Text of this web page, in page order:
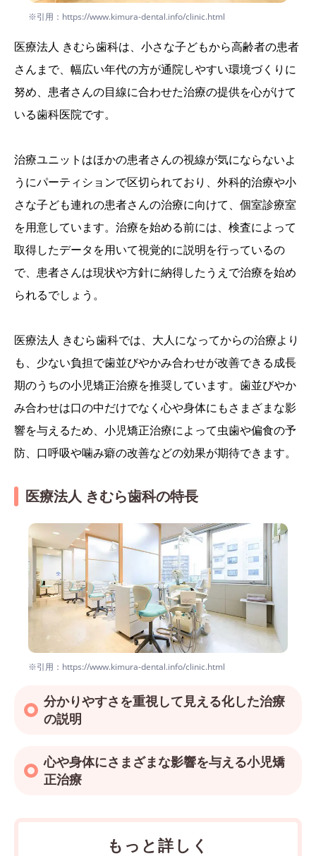
※引用：https://www.kimura-dental.info/clinic.html
医療法人 きむら歯科は、小さな子どもから高齢者の患者
さんまで、幅広い年代の方が通院しやすい環境づくりに
努め、患者さんの目線に合わせた治療の提供を心がけて
いる歯科医院です。
治療ユニットはほかの患者さんの視線が気にならないよ
うにパーティションで区切られており、外科的治療や小
さな子ども連れの患者さんの治療に向けて、個室診療室
を用意しています。治療を始める前には、検査によって
取得したデータを用いて視覚的に説明を行っているの
で、患者さんは現状や方針に納得したうえで治療を始め
られるでしょう。
医療法人 きむら歯科では、大人になってからの治療より
も、少ない負担で歯並びやかみ合わせが改善できる成長
期のうちの小児矯正治療を推奨しています。歯並びやか
み合わせは口の中だけでなく心や身体にもさまざまな影
響を与えるため、小児矯正治療によって虫歯や偏食の予
防、口呼吸や噛み癖の改善などの効果が期待できます。
医療法人 きむら歯科の特長
※引用：https://www.kimura-dental.info/clinic.html
分かりやすさを重視して見える化した治療
の説明
心や身体にさまざまな影響を与える小児矯
正治療
もっと詳しく